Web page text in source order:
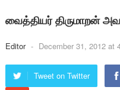
வைத்தியர் திருமாறன்
Editor - December 31, 2012 at
Tweet on Twitter